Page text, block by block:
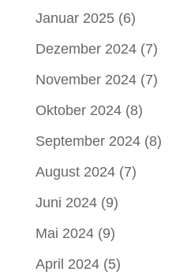
Januar 2025(6)
Dezember 2024(7)
November 2024(7)
Oktober 2024(8)
September 2024(8)
August 2024(7)
Juni 2024(9)
Mai 2024(9)
April 2024(5)